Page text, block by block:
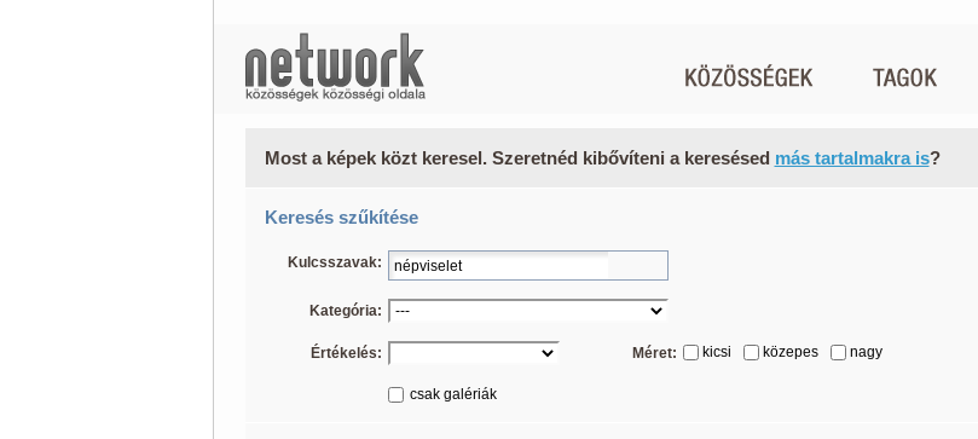
Most a képek közt keresel. Szeretnéd kibővíteni a keresésed más tartalmakra is?
Keresés szűkítése
Kulcsszavak:
Kategória:
Értékelés: Méret: kicsi közepes nagy
csak galériák